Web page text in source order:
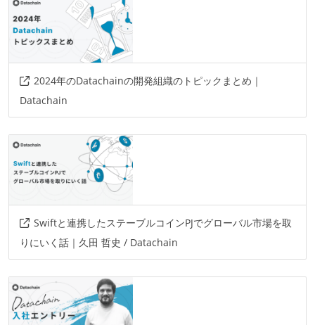
2024年のDatachainの開発組織のトピックまとめ｜
Datachain
Swiftと連携したステーブルコインPJでグローバル市場を取
りにいく話｜久田 哲史 / Datachain